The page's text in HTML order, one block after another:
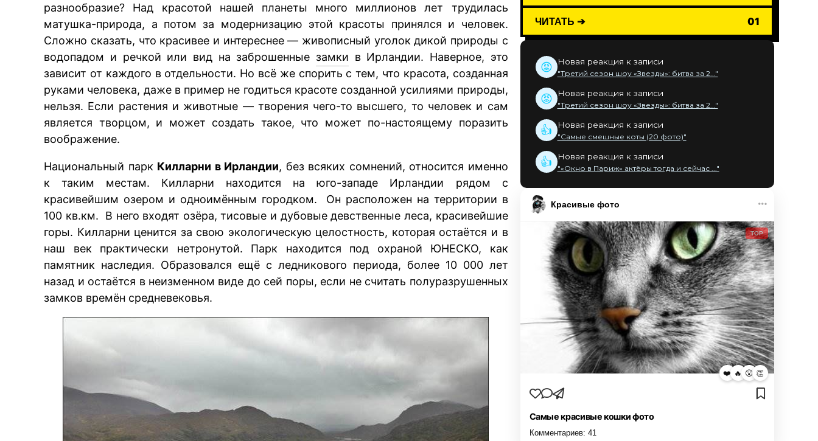
разнообразие? Над красотой нашей планеты много миллионов лет трудилась
матушка-природа, а потом за модернизацию этой красоты принялся и человек.
Сложно сказать, что красивее и интереснее — живописный уголок дикой природы с
водопадом и речкой или вид на заброшенные замки в Ирландии. Наверное, это
зависит от каждого в отдельности. Но всё же спорить с тем, что красота, созданная
руками человека, даже в пример не годиться красоте созданной усилиями природы,
нельзя. Если растения и животные — творения чего-то высшего, то человек и сам
является творцом, и может создать такое, что может по-настоящему поразить
воображение.
Национальный парк Килларни в Ирландии, без всяких сомнений, относится именно
к таким местам. Килларни находится на юго-западе Ирландии рядом с
красивейшим озером и одноимённым городком. Он расположен на территории в
100 кв.км. В него входят озёра, тисовые и дубовые девственные леса, красивейшие
горы. Килларни ценится за свою экологическую целостность, которая остаётся и в
наш век практически нетронутой. Парк находится под охраной ЮНЕСКО, как
памятник наследия. Образовался ещё с ледникового периода, более 10 000 лет
назад и остаётся в неизменном виде до сей поры, если не считать полуразрушенных
замков времён средневековья.
ЧИТАТЬ ➔ 01
😡 Новая реакция к записи
"Третий сезон шоу «Звезды»: битва за 2..."
😡 Новая реакция к записи
"Третий сезон шоу «Звезды»: битва за 2..."
👍 Новая реакция к записи
"Самые смешные коты (20 фото)"
👍 Новая реакция к записи
"«Окно в Париж» актёры тогда и сейчас ..."
Красивые фото
TOP
❤️ 🔥 😮 👏
Самые красивые кошки фото
Комментариев: 41